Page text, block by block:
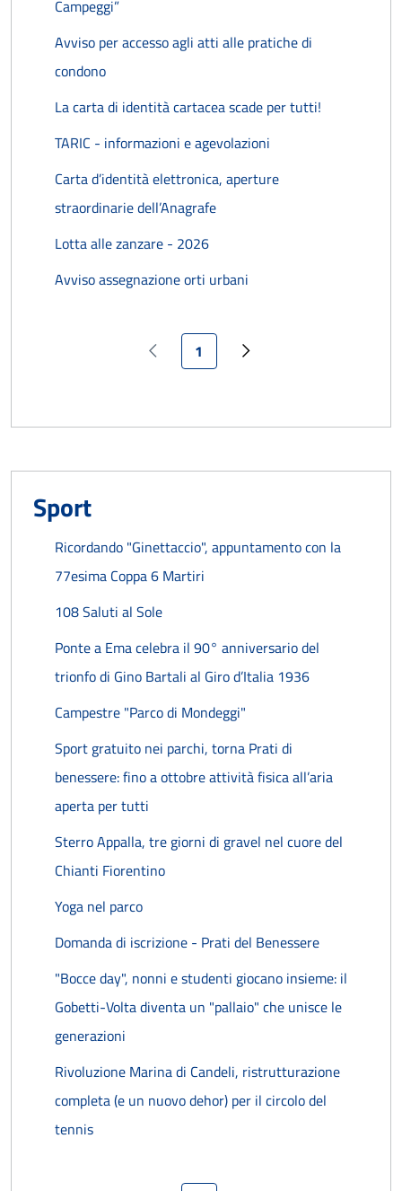
Campeggi”
Avviso per accesso agli atti alle pratiche di
condono
La carta di identità cartacea scade per tutti!
TARIC - informazioni e agevolazioni
Carta d’identità elettronica, aperture
straordinarie dell’Anagrafe
Lotta alle zanzare - 2026
Avviso assegnazione orti urbani
Pagina precedente
Pagina attuale
1 Pagina successiva
Sport
Ricordando "Ginettaccio", appuntamento con la
77esima Coppa 6 Martiri
108 Saluti al Sole
Ponte a Ema celebra il 90° anniversario del
trionfo di Gino Bartali al Giro d’Italia 1936
Campestre "Parco di Mondeggi"
Sport gratuito nei parchi, torna Prati di
benessere: fino a ottobre attività fisica all’aria
aperta per tutti
Sterro Appalla, tre giorni di gravel nel cuore del
Chianti Fiorentino
Yoga nel parco
Domanda di iscrizione - Prati del Benessere
"Bocce day", nonni e studenti giocano insieme: il
Gobetti-Volta diventa un "pallaio" che unisce le
generazioni
Rivoluzione Marina di Candeli, ristrutturazione
completa (e un nuovo dehor) per il circolo del
tennis